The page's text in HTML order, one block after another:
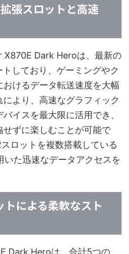
張スロットと高速
X870E Dark Heroは、最新の
しており、ゲーミングやク
おけるデータ転送速度を大幅
より、高速なグラフィック
イスを最大限に活用でき、
ずに楽しむことが可能で
ロットを複数搭載している
いた迅速なデータアクセスを
による柔軟なスト
Dark Heroは、合計5つの